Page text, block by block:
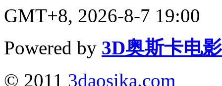
GMT+8, 2026-8-7 19:00
Powered by 3D奥斯卡电
© 2011 3daosika.com